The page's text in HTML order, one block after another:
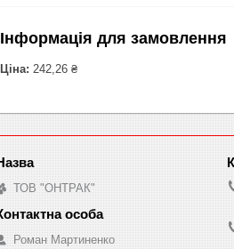
Інформація для замовлення
Ціна: 242,26 ₴
ТОВ "ОНТРАК"
Роман Мартиненко